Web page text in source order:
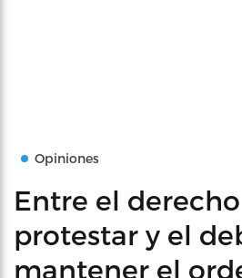
Opiniones
Entre el
protestar y el
mantener el